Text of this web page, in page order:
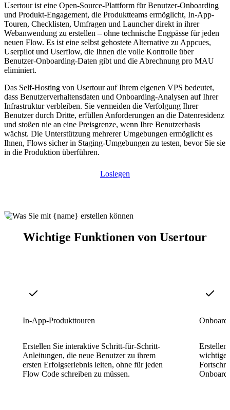
Usertour ist eine Open-Source-Plattform für Benutzer-Onboarding
und Produkt-Engagement, die Produktteams ermöglicht, In-App-
Touren, Checklisten, Umfragen und Launcher direkt in ihrer
Webanwendung zu erstellen – ohne technische Engpässe für jeden
neuen Flow. Es ist eine selbst gehostete Alternative zu Appcues,
Userpilot und Userflow, die Ihnen die volle Kontrolle über
Benutzer-Onboarding-Daten gibt und die Abrechnung pro MAU
eliminiert.
Das Self-Hosting von Usertour auf Ihrem eigenen VPS bedeutet,
dass Benutzerverhaltensdaten und Onboarding-Analysen auf Ihrer
Infrastruktur verbleiben. Sie vermeiden die Verfolgung Ihrer
Benutzer durch Dritte, erfüllen Anforderungen an die Datenresidenz
und stoßen nie an eine Preisgrenze, wenn Ihre Benutzerbasis
wächst. Die Unterstützung mehrerer Umgebungen ermöglicht es
Ihnen, Flows sicher in Staging-Umgebungen zu testen, bevor Sie sie
in die Produktion überführen.
Loslegen
Wichtige Funktionen von Usertour
In-App-Produkttouren
Erstellen Sie interaktive Schritt-für-Schritt-
Anleitungen, die neue Benutzer zu ihrem
ersten Erfolgserlebnis leiten, ohne für jeden
Flow Code schreiben zu müssen.
Erstellen
wichtige